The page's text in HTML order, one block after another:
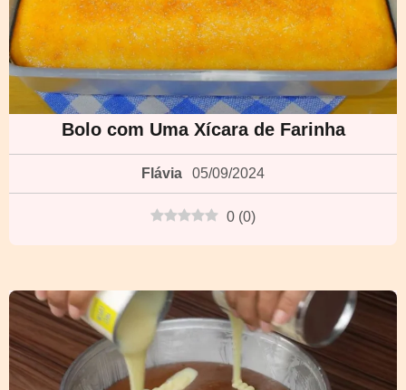
Bolo com Uma Xícara de Farinha
Flávia 05/09/2024
0 (0)